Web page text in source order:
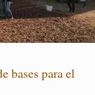
bases para el